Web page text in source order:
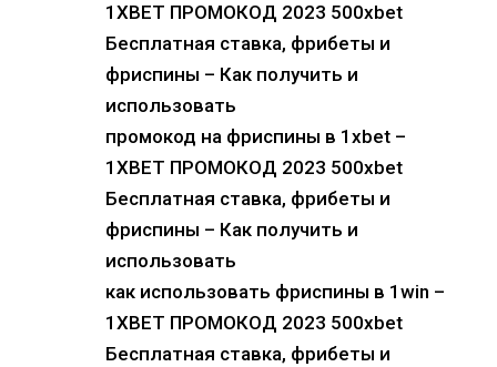
1XBET ПРОМОКОД 2023 500xbet
Бесплатная ставка, фрибеты и
фриспины – Как получить и
использовать
промокод на фриспины в 1xbet –
1XBET ПРОМОКОД 2023 500xbet
Бесплатная ставка, фрибеты и
фриспины – Как получить и
использовать
как использовать фриспины в 1win –
1XBET ПРОМОКОД 2023 500xbet
Бесплатная ставка, фрибеты и